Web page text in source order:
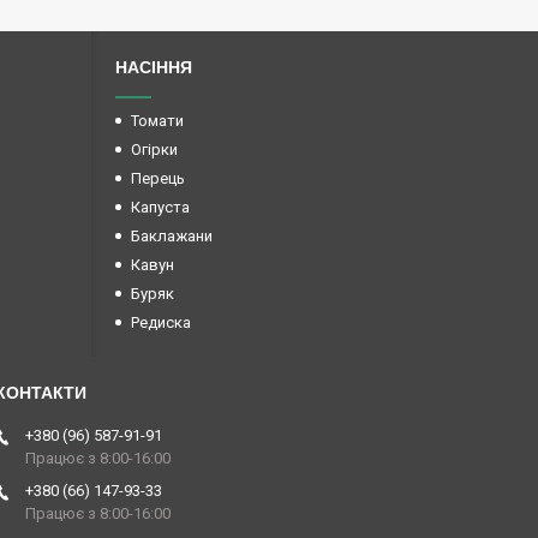
НАСІННЯ
Томати
Огірки
Перець
Капуста
Баклажани
Кавун
Буряк
Редиска
+380 (96) 587-91-91
Працює з 8:00-16:00
+380 (66) 147-93-33
Працює з 8:00-16:00